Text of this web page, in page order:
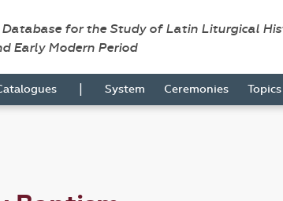
for the Study of Latin Liturgical
Early Modern Period
| System Ceremonies Topics